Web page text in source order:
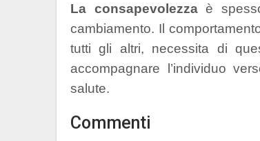
La consapevolezzaè
cambiamento. Il
tutti gli altri, necessita di
accompagnare l’individuo
salute.
Commenti